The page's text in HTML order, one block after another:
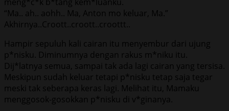
“Ma.. ah.. aohh.. Ma, Anton mo keluar, Ma.”
Akhirnya..Croott..croott..croottt..
Hampir sepuluh kali cairan itu menyembur dari ujung
p*nisku. Diminumnya dengan rakus m*niku itu.
Dij*latnya semua, sampai tak ada lagi cairan yang tersisa.
Meskipun sudah keluar tetapi p*nisku tetap saja tegar
meski tak seberapa keras lagi. Melihat itu, Mamaku
menggosok-gosokkan p*nisku di v*ginanya.